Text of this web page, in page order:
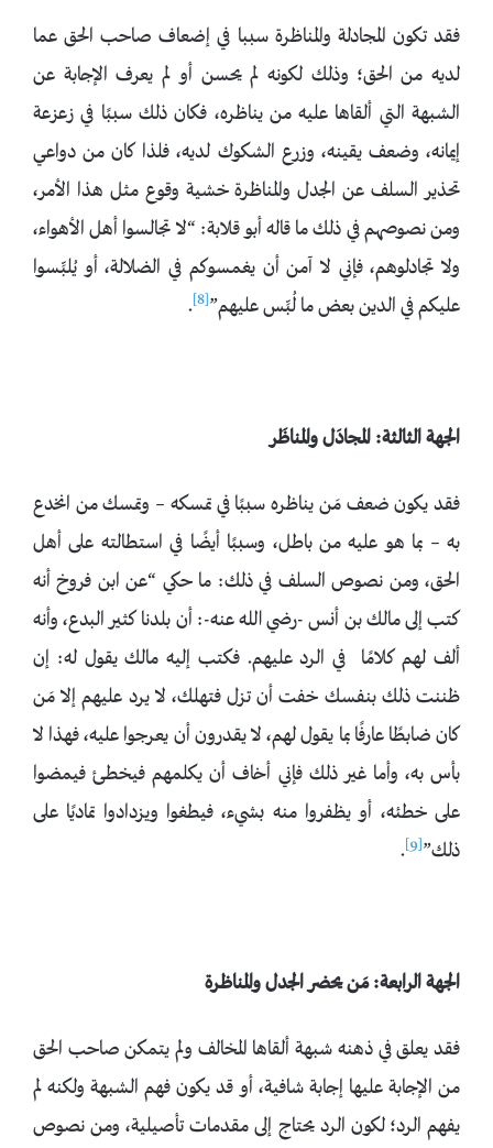
فقد تكون المجادلة والمناظرة سببا في إضعاف صاحب الحق عما
لديه من الحق؛ وذلك لكونه لم يحسن أو لم يعرف الإجابة عن
الشبهة التي ألقاها عليه من يناظره، فكان ذلك سببًا في زعزعة
إيمانه، وضعف يقينه، وزرع الشكوك لديه، فلذا كان من دواعي
تحذير السلف عن الجدل والمناظرة خشية وقوع مثل هذا الأمر،
ومن نصوصهم في ذلك ما قاله أبو قلابة: “لا تجالسوا أهل الأهواء،
ولا تجادلوهم، فإني لا آمن أن يغمسوكم في الضلالة، أو يُلبِّسوا
عليكم في الدين بعض ما لُبِّس عليهم”[8]
.
الجهة الثالثة: المجادَل والمناظَر
فقد يكون ضعف مَن يناظره سببًا في تمسكه – وتمسك من انخدع
به – بما هو عليه من باطل، وسببًا أيضًا في استطالته على أهل
الحق، ومن نصوص السلف في ذلك: ما حكي “عن ابن فروخ أنه
كتب إلى مالك بن أنس -رضي الله عنه-: أن بلدنا كثير البدع، وأنه
ألف لهم كلامًا في الرد عليهم. فكتب إليه مالك يقول له: إن
ظننت ذلك بنفسك خفت أن تزل فتهلك، لا يرد عليهم إلا مَن
كان ضابطًا عارفًا بما يقول لهم، لا يقدرون أن يعرجوا عليه، فهذا لا
بأس به، وأما غير ذلك فإني أخاف أن يكلمهم فيخطئ فيمضوا
على خطئه، أو يظفروا منه بشيء، فيطغوا ويزدادوا تماديًا على
ذلك”[9]
.
الجهة الرابعة: مَن يحضر الجدل والمناظرة
فقد يعلق في ذهنه شبهة ألقاها المخالف ولم يتمكن صاحب الحق
من الإجابة عليها إجابة شافية، أو قد يكون فهم الشبهة ولكنه لم
يفهم الرد؛ لكون الرد يحتاج إلى مقدمات تأصيلية، ومن نصوص